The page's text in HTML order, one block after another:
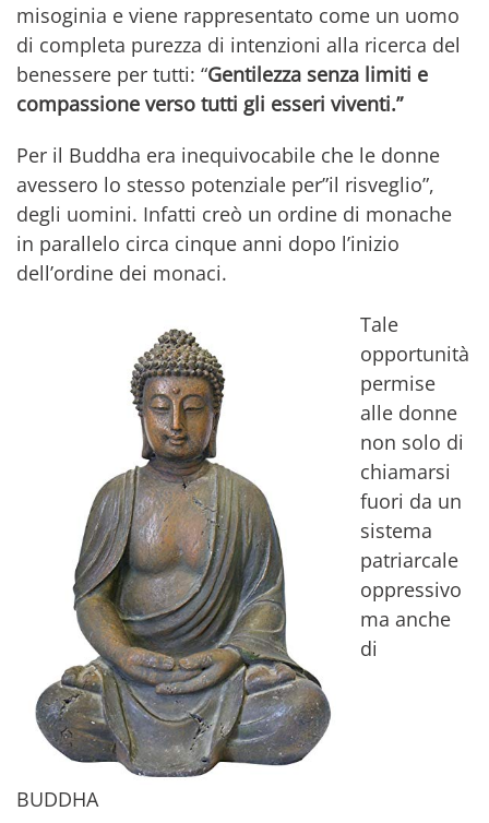
misoginia e viene rappresentato come un uomo
di completa purezza di intenzioni alla ricerca del
benessere per tutti: “Gentilezza senza limiti e
compassione verso tutti gli esseri viventi.”
Per il Buddha era inequivocabile che le donne
avessero lo stesso potenziale per”il risveglio”,
degli uomini. Infatti creò un ordine di monache
in parallelo circa cinque anni dopo l’inizio
dell’ordine dei monaci.
BUDDHA
Tale
opportunità
permise
alle donne
non solo di
chiamarsi
fuori da un
sistema
patriarcale
oppressivo
ma anche
di